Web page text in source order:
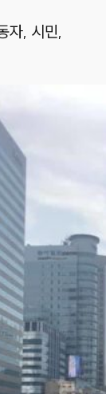
자, 시민,